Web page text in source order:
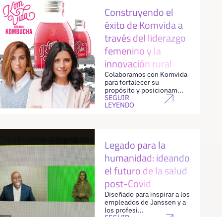
Construyendo el
éxito de Komvida a
través del liderazgo
femenino y la
innovación rural
Colaboramos con Komvida
para fortalecer su
propósito y posicionam...
SEGUIR
LEYENDO
Legado para la
humanidad: ideando
el futuro de la salud
post-Covid
Diseñado para inspirar a los
empleados de Janssen y a
los profesi...